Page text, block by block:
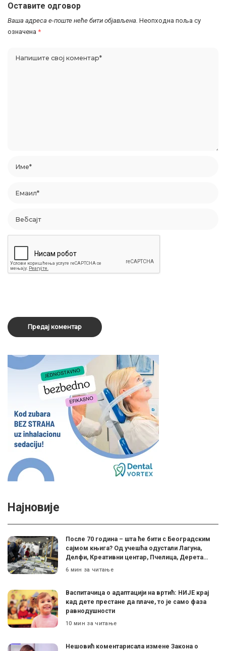
Оставите одговор
Ваша адреса е-поште неће бити објављена. Неопходна поља су
означена *
Најновије
После 70 година – шта ће бити с Београдским
сајмом књига? Од учешћа одустали Лагуна,
Делфи, Креативни центар, Пчелица, Дерета…
6 мин за читање
Васпитачица о адаптацији на вртић: НИЈЕ крај
кад дете престане да плаче, то је само фаза
равнодушности
10 мин за читање
Нешовић коментарисала измене Закона о